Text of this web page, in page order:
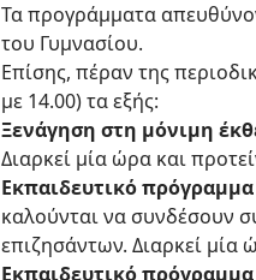
Τα προγράμματα
του Γυμνασίου.
Επίσης, πέραν της
με 14.00) τα εξής:
Ξενάγηση στη μόνιμη
Διαρκεί μία ώρα και
Εκπαιδευτικό
καλούνται να συνδέσουν
επιζησάντων. Διαρκεί μία
Εκπαιδευτικό